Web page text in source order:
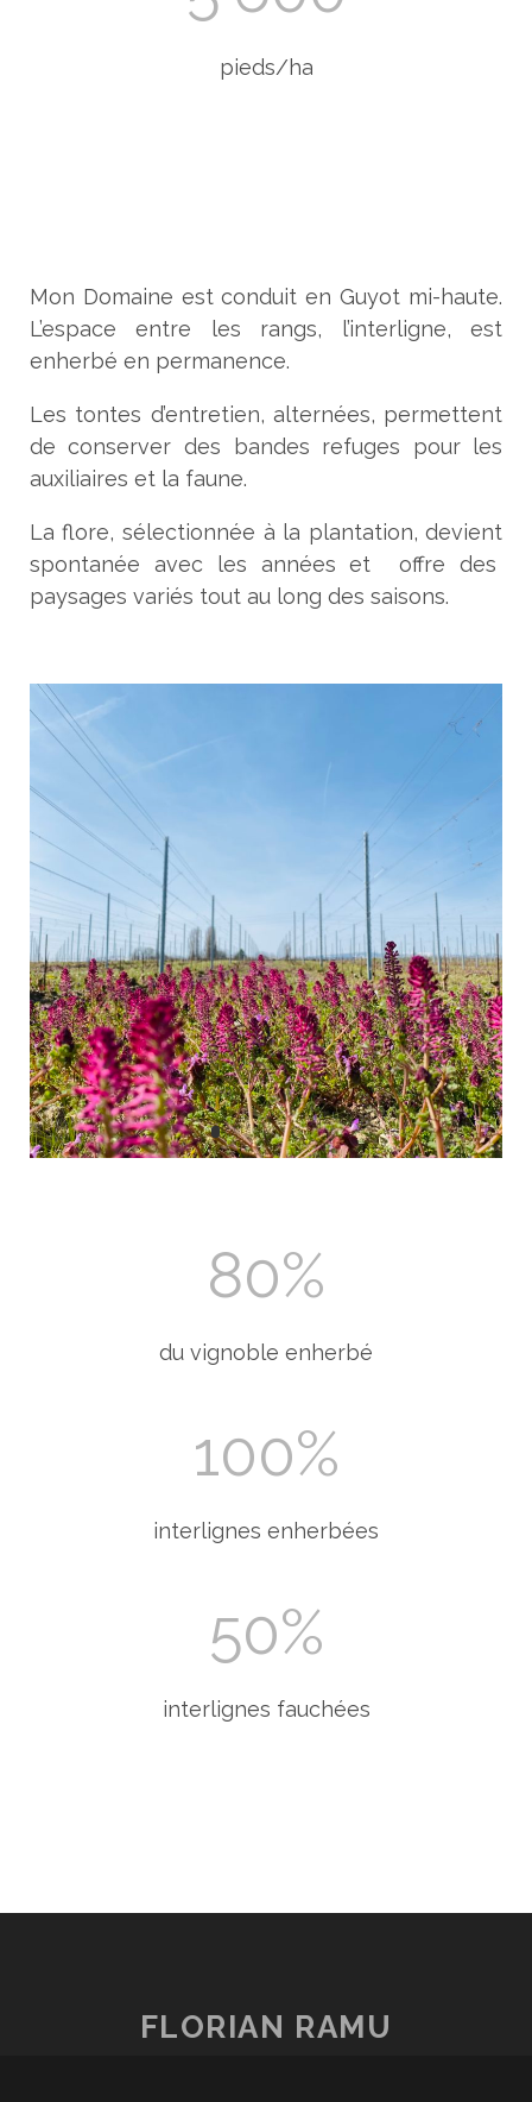
pieds/ha
Mon Domaine est conduit en Guyot mi-haute.
L’espace entre les rangs, l’interligne, est
enherbé en permanence.
Les tontes d’entretien, alternées, permettent
de conserver des bandes refuges pour les
auxiliaires et la faune.
La flore, sélectionnée à la plantation, devient
spontanée avec les années et offre des
paysages variés tout au long des saisons.
80%
du vignoble enherbé
100%
interlignes enherbées
50%
interlignes fauchées
FLORIAN RAMU